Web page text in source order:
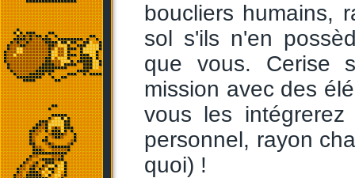
boucliers humains,
sol s'ils n'en
que vous. Cerise
mission avec des
vous les
personnel, rayon
quoi) !